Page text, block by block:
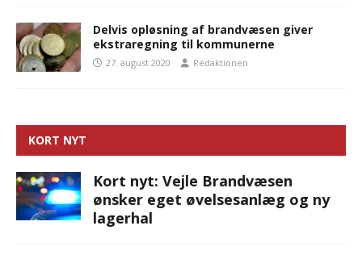
Delvis opløsning af brandvæsen giver
ekstraregning til kommunerne
27. august 2020 Redaktionen
KORT NYT
Kort nyt: Vejle Brandvæsen
ønsker eget øvelsesanlæg og ny
lagerhal